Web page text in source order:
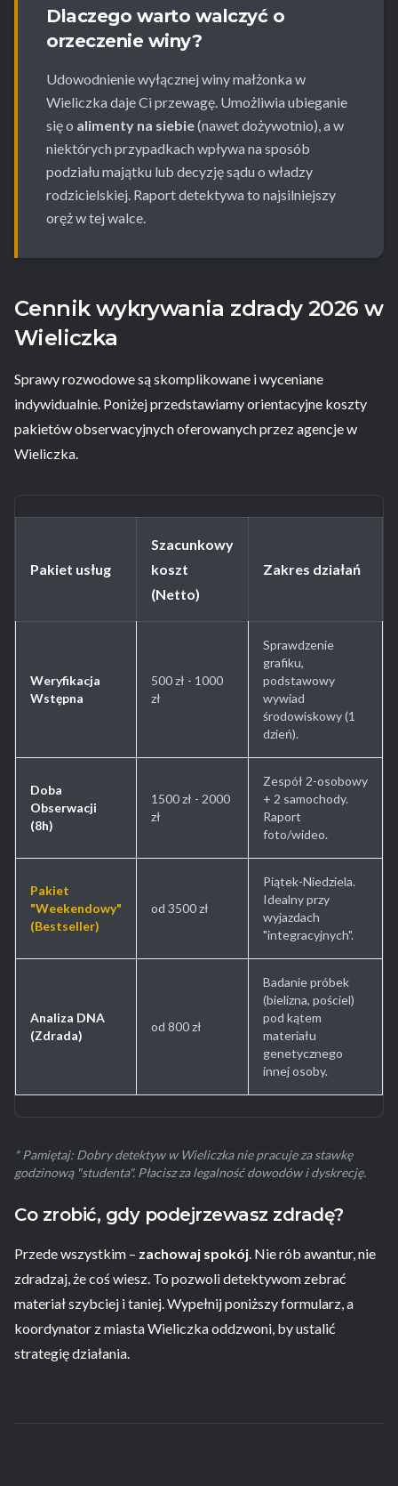
Dlaczego warto walczyć o
orzeczenie winy?
Udowodnienie wyłącznej winy małżonka w
Wieliczka daje Ci przewagę. Umożliwia ubieganie
się o alimenty na siebie(nawet dożywotnio), a w
niektórych przypadkach wpływa na sposób
podziału majątku lub decyzję sądu o władzy
rodzicielskiej. Raport detektywa to najsilniejszy
oręż w tej walce.
Cennik wykrywania zdrady 2026 w
Wieliczka
Sprawy rozwodowe są skomplikowane i wyceniane
indywidualnie. Poniżej przedstawiamy orientacyjne koszty
pakietów obserwacyjnych oferowanych przez agencje w
Wieliczka.
Pakiet usług
Szacunkowy
koszt
(Netto)
Zakres działań
Weryfikacja
Wstępna
500 zł - 1000
zł
Sprawdzenie
grafiku,
podstawowy
wywiad
środowiskowy (1
dzień).
Doba
Obserwacji
(8h)
1500 zł - 2000
zł
Zespół 2-osobowy
+ 2 samochody.
Raport
foto/wideo.
Pakiet
"Weekendowy"
(Bestseller)
od 3500 zł
Piątek-Niedziela.
Idealny przy
wyjazdach
"integracyjnych".
Analiza DNA
(Zdrada)
od 800 zł
Badanie próbek
(bielizna, pościel)
pod kątem
materiału
genetycznego
innej osoby.
* Pamiętaj: Dobry detektyw w Wieliczka nie pracuje za stawkę
godzinową "studenta". Płacisz za legalność dowodów i dyskrecję.
Co zrobić, gdy podejrzewasz zdradę?
Przede wszystkim – zachowaj spokój. Nie rób awantur, nie
zdradzaj, że coś wiesz. To pozwoli detektywom zebrać
materiał szybciej i taniej. Wypełnij poniższy formularz, a
koordynator z miasta Wieliczka oddzwoni, by ustalić
strategię działania.